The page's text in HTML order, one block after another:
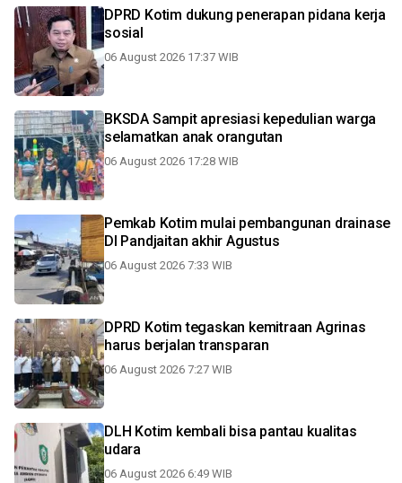
DPRD Kotim dukung penerapan pidana kerja
sosial
06 August 2026 17:37 WIB
BKSDA Sampit apresiasi kepedulian warga
selamatkan anak orangutan
06 August 2026 17:28 WIB
Pemkab Kotim mulai pembangunan drainase
DI Pandjaitan akhir Agustus
06 August 2026 7:33 WIB
DPRD Kotim tegaskan kemitraan Agrinas
harus berjalan transparan
06 August 2026 7:27 WIB
DLH Kotim kembali bisa pantau kualitas
udara
06 August 2026 6:49 WIB